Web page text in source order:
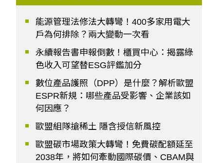
能源管理法修法大轉彎！400多家用電大
戶為何排除？兩大變動一次看
永續報告書申報倒數！櫃買中心：揭露綠
色收入可望替ESG評鑑加分
數位產品護照（DPP）是什麼？解析歐盟
ESPR新規：哪些產品受影響、企業該如
何因應？
歐盟組隊搶稀土 隱含授信新風控
歐盟碳市場政策大轉彎！免費碳配額延至
2038年，將如何牽動國際碳價、CBAM與